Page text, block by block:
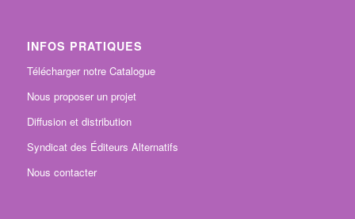
INFOS PRATIQUES
Télécharger notre Catalogue
Nous proposer un projet
Diffusion et distribution
Syndicat des Éditeurs Alternatifs
Nous contacter